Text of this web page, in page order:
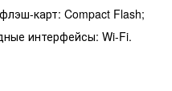
карт: Compact Flash;
интерфейсы: Wi-Fi.